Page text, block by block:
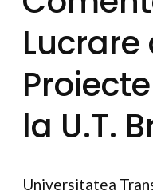
Lucrare
la U.T.
Universitatea